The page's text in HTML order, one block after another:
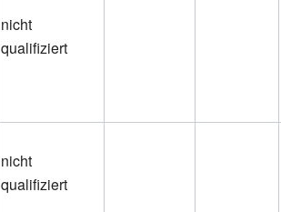
nicht
qualifiziert
nicht
qualifiziert